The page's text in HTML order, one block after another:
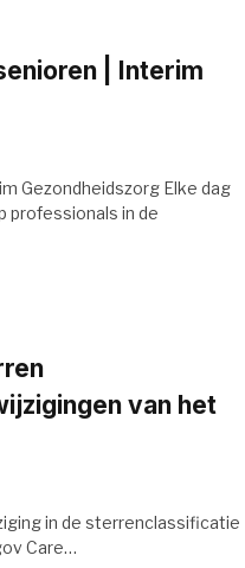
| Interim
Gezondheidszorg Elke dag
professionals in de
van het
in de sterrenclassificatie
Care…